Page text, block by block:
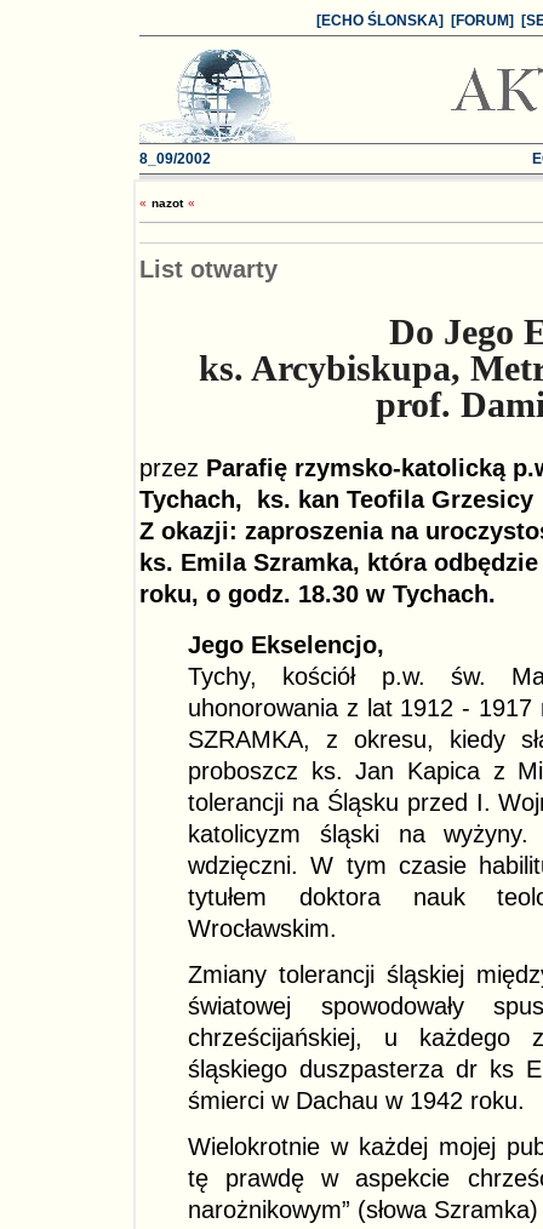
[ECHO ŚLONSKA] [FORUM]
8_09/2002
« nazot «
List otwarty
Do Jego
ks. Arcybiskupa,
prof.
przez Parafię rzymsko-katolicką
Tychach, ks. kan Teofila Grzesicy
Z okazji: zaproszenia na
ks. Emila Szramka, która
roku, o godz. 18.30 w Tychach.
Jego Ekselencjo,
Tychy, kościół p.w. św.
uhonorowania z lat 1912 - 1917
SZRAMKA, z okresu, kiedy
proboszcz ks. Jan Kapica z
tolerancji na Śląsku przed I.
katolicyzm śląski na
wdzięczni. W tym czasie
tytułem doktora nauk
Wrocławskim.
Zmiany tolerancji śląskiej
światowej spowodowały
chrześcijańskiej, u
śląskiego duszpasterza dr ks
śmierci w Dachau w 1942 roku.
Wielokrotnie w każdej mojej
tę prawdę w aspekcie
narożnikowym” (słowa